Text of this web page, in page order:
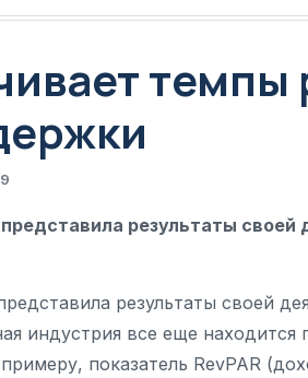
темпы
результаты своей
результаты своей
индустрия все еще
показатель RevPAR